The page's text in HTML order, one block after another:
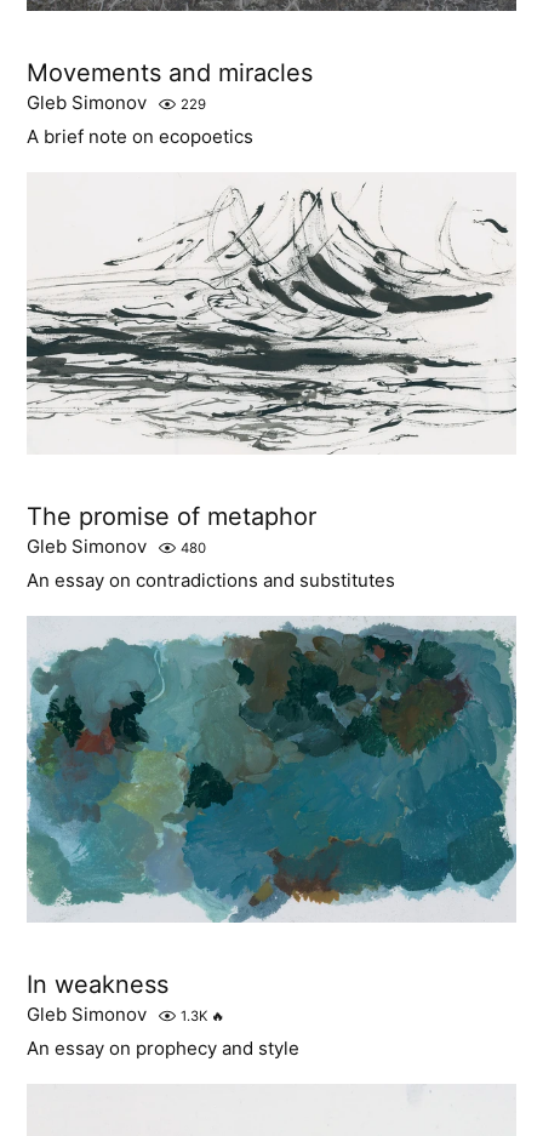
Movements and miracles
Gleb Simonov 229
A brief note on ecopoetics
The promise of metaphor
Gleb Simonov 480
An essay on contradictions and substitutes
In weakness
Gleb Simonov 1.3K 🔥
An essay on prophecy and style